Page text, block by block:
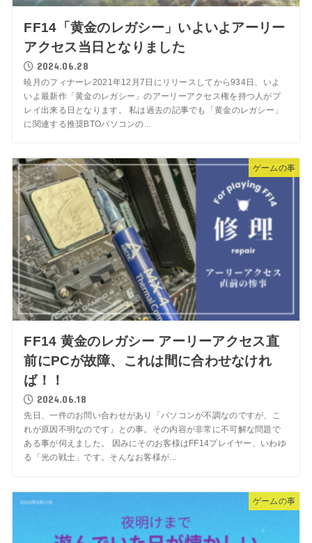
FF14「黄金のレガシー」いよいよアーリー
アクセス当日となりました
2024.06.28
暁月のフィナーレ2021年12月7日にリリースしてから934日、いよ
いよ最新作「黄金のレガシー」のアーリーアクセス権を持つ人がプ
レイ出来る日となります。 私は過去の記事でも「黄金のレガシー」
に関連する推奨BTOパソコンの...
ゲームの事
FF14 黄金のレガシー アーリーアクセス直
前にPCが故障、これは間に合わせなけれ
ば！！
2024.06.18
先日、一件のお問い合わせがあり「パソコンが不調なのですが、こ
れが原因不明なのです」との事。その内容が非常に不可解な問題で
ある事が伺えました。 因みにそのお客様はFF14プレイヤー、いわゆ
る「光の戦士」です。そんなお客様が...
ゲームの事